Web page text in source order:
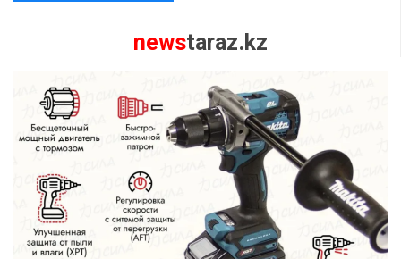
newstaraz.kz